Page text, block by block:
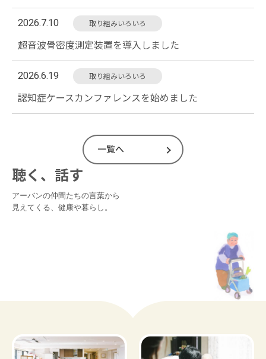
2026.7.10 取り組みいろいろ
超音波骨密度測定装置を導入しました
2026.6.19 取り組みいろいろ
認知症ケースカンファレンスを始めました
一覧へ
聴く、話す
アーバンの仲間たちの言葉から
見えてくる、健康や暮らし。